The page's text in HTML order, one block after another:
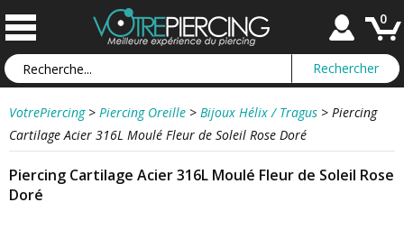
0
VotrePiercing > Piercing Oreille > Bijoux Hélix / Tragus > Piercing
Cartilage Acier 316L Moulé Fleur de Soleil Rose Doré
Piercing Cartilage Acier 316L Moulé Fleur de Soleil Rose
Doré